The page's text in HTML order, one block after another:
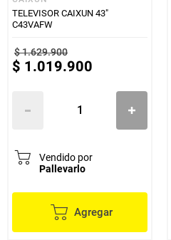
TELEVISOR CAIXUN 43"
C43VAFW
$1.629.900
$ 1.019.900
Vendido por
Pallevarlo
Agregar